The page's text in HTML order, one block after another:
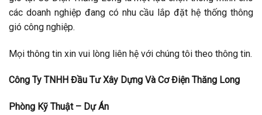
các doanh nghiệp đang có nhu cầu lắp đặt hệ thống thông
gió công nghiệp.
Mọi thông tin xin vui lòng liên hệ với chúng tôi theo thông tin.
Công Ty TNHH Đầu Tư Xây Dựng Và Cơ Điện Thăng Long
Phòng Kỹ Thuật – Dự Án